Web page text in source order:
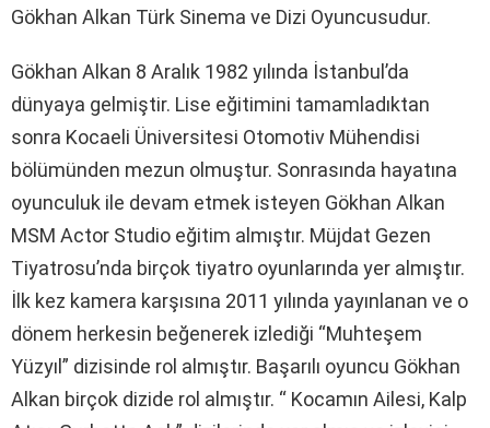
Gökhan Alkan Türk Sinema ve Dizi Oyuncusudur.
Gökhan Alkan 8 Aralık 1982 yılında İstanbul’da
dünyaya gelmiştir. Lise eğitimini tamamladıktan
sonra Kocaeli Üniversitesi Otomotiv Mühendisi
bölümünden mezun olmuştur. Sonrasında hayatına
oyunculuk ile devam etmek isteyen Gökhan Alkan
MSM Actor Studio eğitim almıştır. Müjdat Gezen
Tiyatrosu’nda birçok tiyatro oyunlarında yer almıştır.
İlk kez kamera karşısına 2011 yılında yayınlanan ve o
dönem herkesin beğenerek izlediği “Muhteşem
Yüzyıl” dizisinde rol almıştır. Başarılı oyuncu Gökhan
Alkan birçok dizide rol almıştır. “ Kocamın Ailesi, Kalp